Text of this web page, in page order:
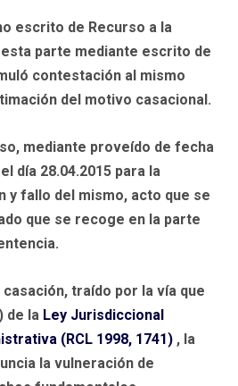
escrito de Recurso a la
parte mediante escrito de
contestación al mismo
del motivo casacional.
mediante proveído de fecha
día 28.04.2015 para la
y fallo del mismo, acto que se
que se recoge en la parte
traído por la vía que
de la Ley Jurisdiccional
(RCL 1998, 1741) , la
la vulneración de